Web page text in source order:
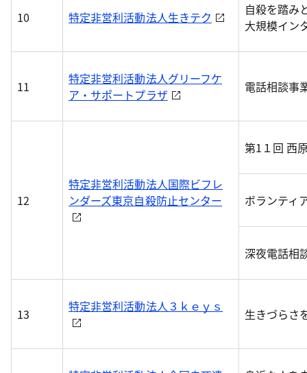
10 特定非営利活動法人生きテク
自殺を踏み
大規模イン
11
特定非営利活動法人グリーフケ
ア・サポートプラザ
電話相談事
12
特定非営利活動法人国際ビフレ
ンダーズ東京自殺防止センター
第1１回 西
ボランティ
深夜電話相
13 特定非営利活動法人３ｋｅｙｓ 生きづらさ